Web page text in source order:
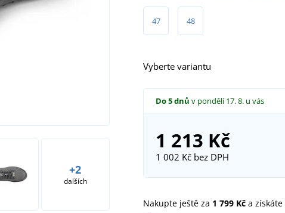
+2
dalších
47 48
Vyberte variantu
Do 5 dnů v pondělí 17. 8. u vás
1 213 Kč
1 002 Kčbez DPH
Nakupte ještě za 1 799 Kč a získáte